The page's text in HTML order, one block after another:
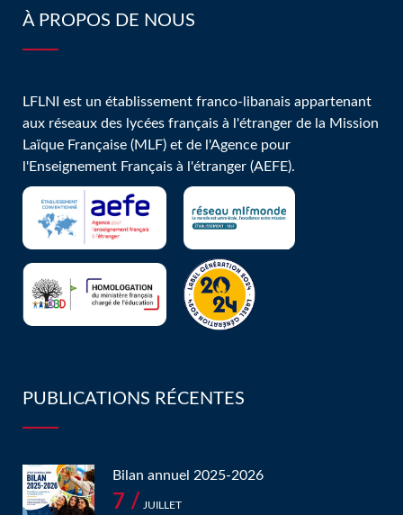
À PROPOS DE NOUS
LFLNI est un établissement franco-libanais appartenant
aux réseaux des lycées français à l'étranger de la Mission
Laïque Française (MLF) et de l'Agence pour
l'Enseignement Français à l'étranger (AEFE).
PUBLICATIONS RÉCENTES
Bilan annuel 2025-2026
7 / JUILLET